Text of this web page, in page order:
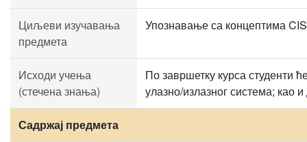
Циљеви изучавања
предмета
Упознавање са концептима
Исходи учења
(стечена знања)
По завршетку курса студенти
улазно/излазног система; као
Садржај предмета